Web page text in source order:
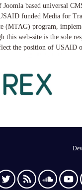
based universal
funded Media for
(MTAG) program,
this web-site is the sole
the position of USAID